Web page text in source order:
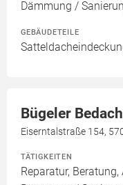
Dämmung /
GEBÄUDETEILE
Bügeler
Eiserntalstraße 154,
TÄTIGKEITEN
Reparatur,